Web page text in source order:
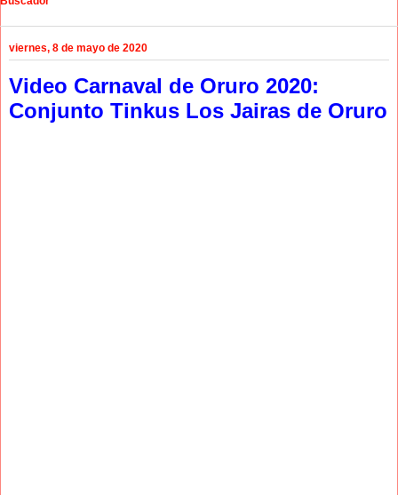
viernes, 8 de mayo de 2020
Video Carnaval de Oruro 2020:
Conjunto Tinkus Los Jairas de Oruro